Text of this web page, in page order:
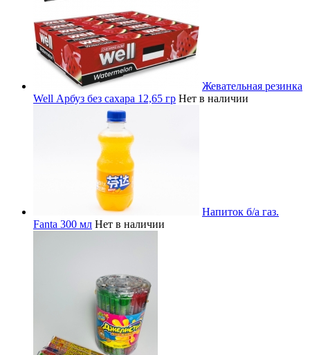
Жевательная резинка
Well Арбуз без сахара 12,65 гр Нет в наличии
Напиток б/а газ.
Fanta 300 мл Нет в наличии